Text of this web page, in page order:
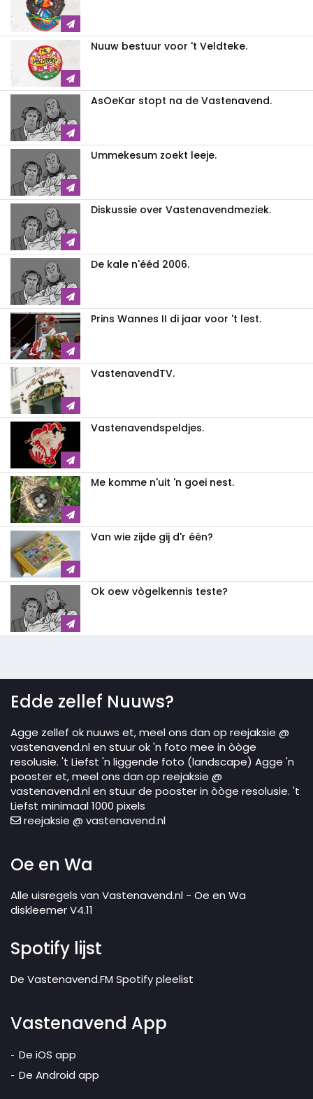
Nuuw bestuur voor 't Veldteke.
AsOeKar stopt na de Vastenavend.
Ummekesum zoekt leeje.
Diskussie over Vastenavendmeziek.
De kale n'ééd 2006.
Prins Wannes II di jaar voor 't lest.
VastenavendTV.
Vastenavendspeldjes.
Me komme n'uit 'n goei nest.
Van wie zijde gij d'r één?
Ok oew vògelkennis teste?
Edde zellef Nuuws?
Agge zellef ok nuuws et, meel ons dan op reejaksie @
vastenavend.nl en stuur ok 'n foto mee in òòge
resolusie. 't Liefst 'n liggende foto (landscape) Agge 'n
pooster et, meel ons dan op reejaksie @
vastenavend.nl en stuur de pooster in òòge resolusie. 't
Liefst minimaal 1000 pixels
reejaksie @ vastenavend.nl
Oe en Wa
Alle uisregels van Vastenavend.nl - Oe en Wa
diskleemer V4.11
Spotify lijst
De Vastenavend.FM Spotify pleelist
Vastenavend App
De iOS app
De Android app